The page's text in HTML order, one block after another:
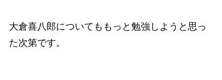
大倉喜八郎についてももっと勉強しようと思っ
た次第です。